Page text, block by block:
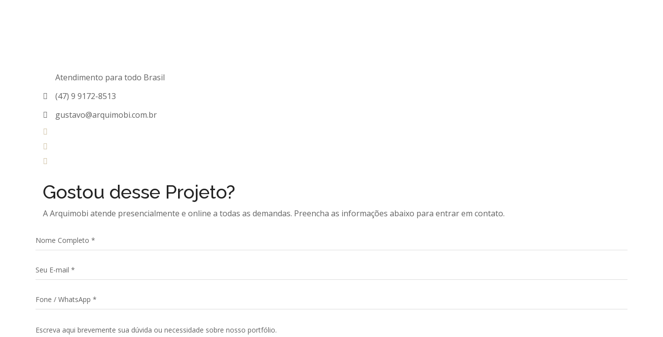
Atendimento para todo Brasil
(47) 9 9172-8513
gustavo@arquimobi.com.br
Gostou desse Projeto?
A Arquimobi atende presencialmente e online a todas as demandas. Preencha as informações abaixo para entrar em contato.